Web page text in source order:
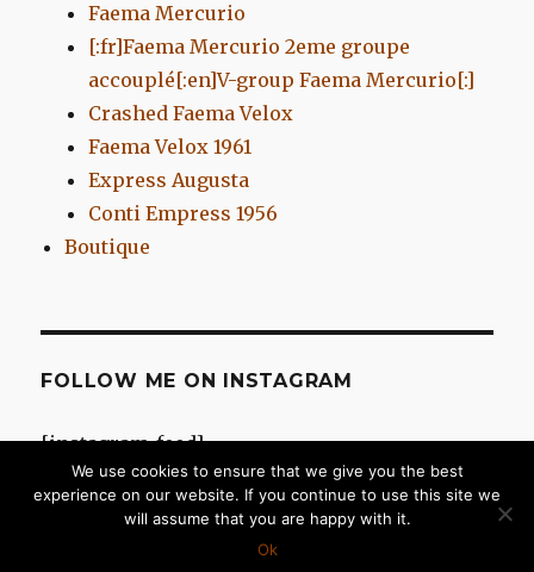
Faema Mercurio
[:fr]Faema Mercurio 2eme groupe
accouplé[:en]V-group Faema Mercurio[:]
Crashed Faema Velox
Faema Velox 1961
Express Augusta
Conti Empress 1956
Boutique
FOLLOW ME ON INSTAGRAM
[instagram-feed]
Fièrement propulsé par WordPress
We use cookies to ensure that we give you the best
experience on our website. If you continue to use this site we
will assume that you are happy with it.
Ok